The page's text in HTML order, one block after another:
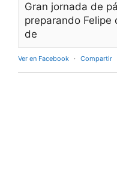
Gran jornada de
preparando Felipe
de
Ver en Facebook · Compartir